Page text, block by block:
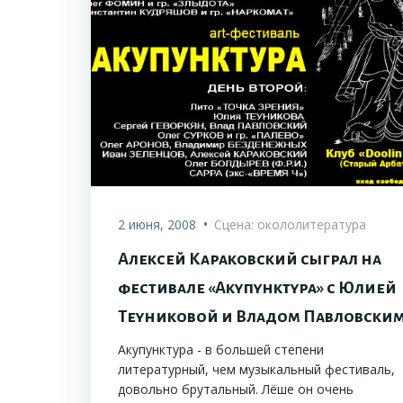
2 июня, 2008 • Сцена: окололитература
Алексей Караковский сыграл на
фестивале «Акупунктура» с Юлией
Теуниковой и Владом
Акупунктура - в большей степени
литературный, чем музыкальный фестиваль,
довольно брутальный. Лёше он очень